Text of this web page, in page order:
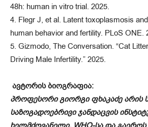
48h: human in vitro trial. 2025.
4. Flegr J, et al. Latent toxoplasmosis
human behavior and fertility. PLoS ONE.
5. Gizmodo, The Conversation. “Cat
Driving Male Infertility.” 2025.
ავტორის ბიოგრაფია:
პროფესორი გიორგი ფხაკაძე არის
საზოგადოებრივი ჯანდაცვის